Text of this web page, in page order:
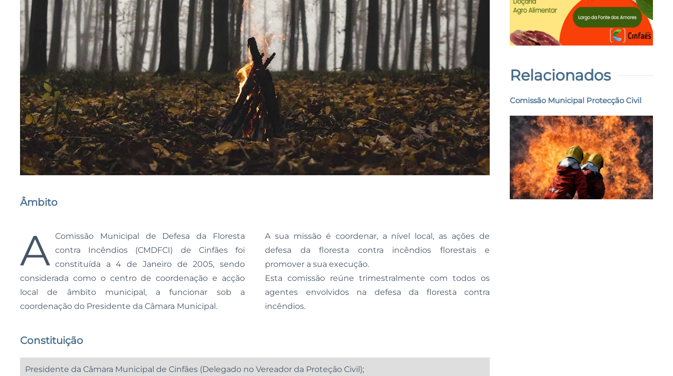
Âmbito
A Comissão Municipal de Defesa da Floresta
contra Incêndios (CMDFCI) de Cinfães foi
constituída a 4 de Janeiro de 2005, sendo
considerada como o centro de coordenação e acção
local de âmbito municipal, a funcionar sob a
coordenação do Presidente da Câmara Municipal.
A sua missão é coordenar, a nível local, as ações de
defesa da floresta contra incêndios florestais e
promover a sua execução.
Esta comissão reúne trimestralmente com todos os
agentes envolvidos na defesa da floresta contra
incêndios.
Constituição
Presidente da Câmara Municipal de Cinfães (Delegado no Vereador da Proteção Civil);
Relacionados
Comissão Municipal Protecção Civil